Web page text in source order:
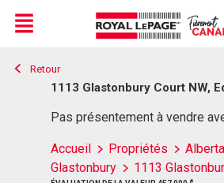
Live
En Direct
Menu
Retour
1113 Glastonbury Court NW,
Pas présentement à vendre
Accueil Propriétés Alberta
Glastonbury
1113